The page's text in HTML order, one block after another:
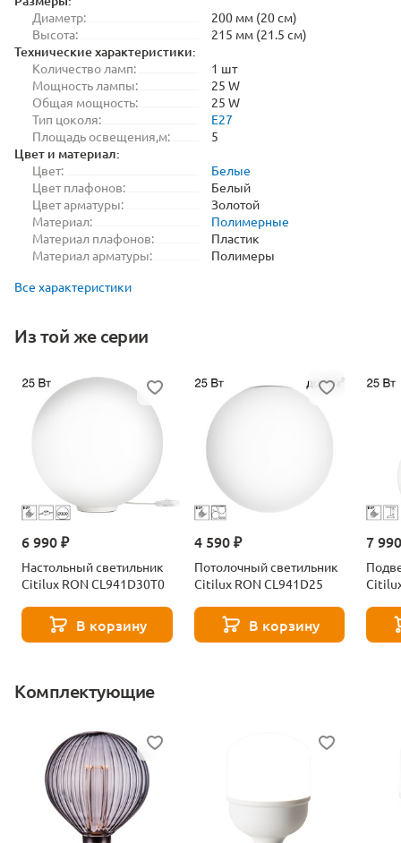
Диаметр:
200 мм (20 см)
Высота:
215 мм (21.5 см)
Технические характеристики:
Количество ламп:
1 шт
Мощность лампы:
25 W
Общая мощность:
25 W
Тип цоколя:
E27
Площадь освещения,м:
5
Цвет и материал:
Цвет:
Белые
Цвет плафонов:
Белый
Цвет арматуры:
Золотой
Материал:
Полимерные
Материал плафонов:
Пластик
Материал арматуры:
Полимеры
Все характеристики
Из той же серии
6 990 ₽
Настольный светильник
Citilux RON CL941D30T0
В корзину
4 590 ₽
Потолочный светильник
Citilux RON CL941D25
В корзину
7
Комплектующие